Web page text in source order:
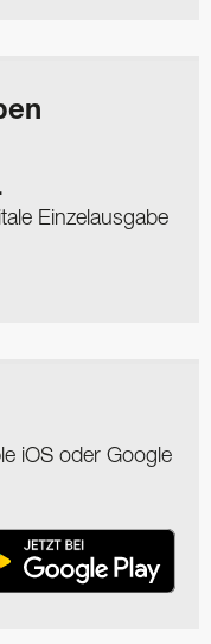
Einzelausgabe
iOS oder Google